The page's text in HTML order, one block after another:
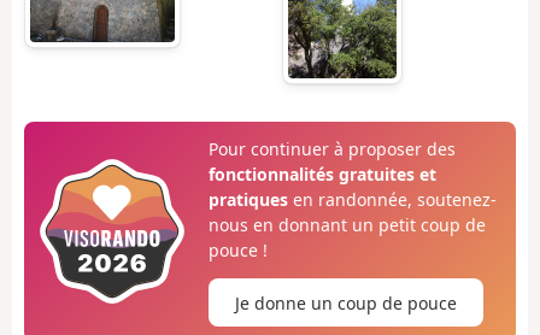
Pour continuer à proposer des
fonctionnalités gratuites et
pratiquesen randonnée, soutenez-
nous en donnant un petit coup de
pouce !
Je donne un coup de pouce